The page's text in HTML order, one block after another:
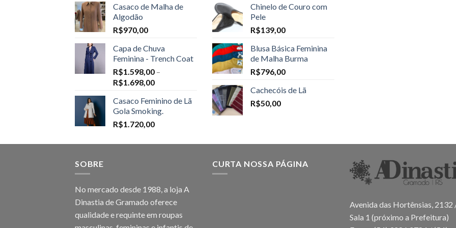
Casaco de Malha de
Algodão
R$970,00
Capa de Chuva
Feminina - Trench Coat
R$1.598,00 –
R$1.698,00Price
R$1.598,00
through
R$1.698,00
Casaco Feminino de Lã
Gola Smoking.
R$1.720,00
Chinelo de Couro com
Pele
R$139,00
Blusa Básica Feminina
de Malha Burma
R$796,00
Cachecóis de Lã
R$50,00
SOBRE
No mercado desde 1988, a loja A
Dinastia de Gramado oferece
qualidade e requinte em roupas
CURTA NOSSA PÁGINA
Avenida das Hortênsias, 2132
Sala 1 (próximo a Prefeitura)